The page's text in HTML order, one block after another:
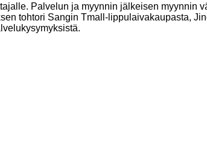
Palvelun ja myynnin jälkeisen myynnin
tohtori Sangin Tmall-lippulaivakaupasta,